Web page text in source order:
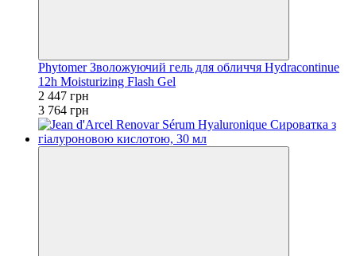
Phytomer Зволожуючий гель для обличчя Hydracontinue
12h Moisturizing Flash Gel
2 447 грн
3 764 грн